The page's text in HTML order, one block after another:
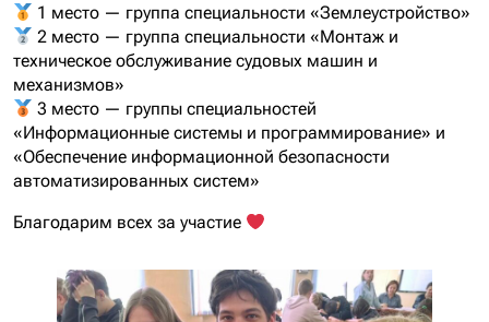
1 место — группа специальности «Землеустройство»
2 место — группа специальности «Монтаж и
техническое обслуживание судовых машин и
механизмов»
3 место — группы специальностей
«Информационные системы и программирование» и
«Обеспечение информационной безопасности
автоматизированных систем»
Благодарим всех за участие